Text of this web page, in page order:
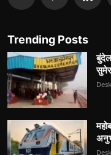
Trending Posts